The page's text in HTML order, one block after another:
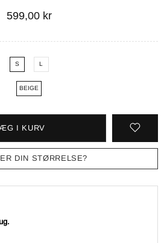
599,00 kr
S L
BEIGE
I KURV
DIN STØRRELSE?